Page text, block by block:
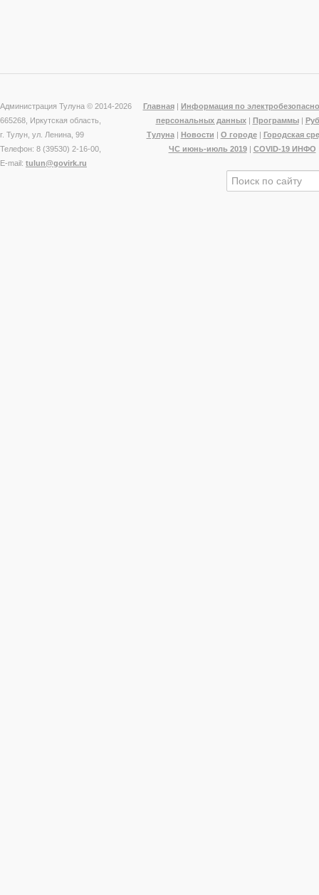
Администрация Тулуна © 2014-2026
665268, Иркутская область,
г. Тулун, ул. Ленина, 99
Телефон: 8 (39530) 2-16-00,
E-mail: tulun@govirk.ru
Главная| Информация по
персональных данных| Программы|
Тулуна| Новости | О городе| Городская
ЧС июнь-июль 2019| COVID-19 ИНФО